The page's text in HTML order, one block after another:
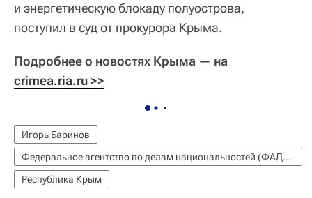
и энергетическую блокаду полуострова,
поступил в суд от прокурора Крыма.
Подробнее о новостях Крыма — на
crimea.ria.ru >>
Игорь Баринов
Федеральное агентство по делам национальностей (ФАДН России)
Республика Крым